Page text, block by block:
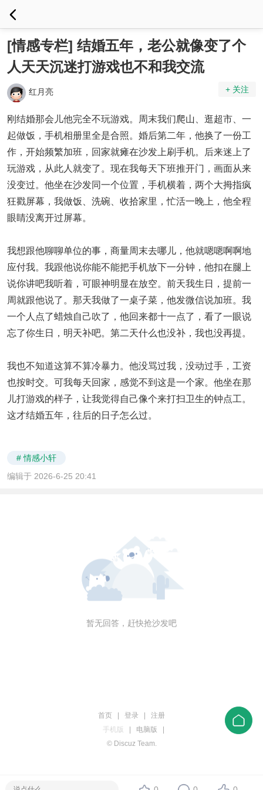
[情感专栏] 结婚五年，老公就像变了个
人天天沉迷打游戏也不和我交流
红月亮 + 关注
刚结婚那会儿他完全不玩游戏。周末我们爬山、逛超市、一
起做饭，手机相册里全是合照。婚后第二年，他换了一份工
作，开始频繁加班，回家就瘫在沙发上刷手机。后来迷上了
玩游戏，从此人就变了。现在我每天下班推开门，画面从来
没变过。他坐在沙发同一个位置，手机横着，两个大拇指疯
狂戳屏幕，我做饭、洗碗、收拾家里，忙活一晚上，他全程
眼睛没离开过屏幕。
我想跟他聊聊单位的事，商量周末去哪儿，他就嗯嗯啊啊地
应付我。我跟他说你能不能把手机放下一分钟，他扣在腿上
说你讲吧我听着，可眼神明显在放空。前天我生日，提前一
周就跟他说了。那天我做了一桌子菜，他发微信说加班。我
一个人点了蜡烛自己吹了，他回来都十一点了，看了一眼说
忘了你生日，明天补吧。第二天什么也没补，我也没再提。
我也不知道这算不算冷暴力。他没骂过我，没动过手，工资
也按时交。可我每天回家，感觉不到这是一个家。他坐在那
儿打游戏的样子，让我觉得自己像个来打扫卫生的钟点工。
这才结婚五年，往后的日子怎么过。
# 情感小轩
编辑于 2026-6-25 20:41
暂无回答，赶快抢沙发吧
首页 登录
注册
手机版
电脑版
© Discuz Team.